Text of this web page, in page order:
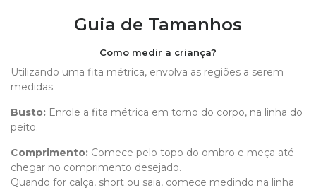
Guia de Tamanhos
Como medir a criança?
Utilizando uma fita métrica, envolva as regiões a serem
medidas.
Busto: Enrole a fita métrica em torno do corpo, na linha do
peito.
Comprimento: Comece pelo topo do ombro e meça até
chegar no comprimento desejado.
Quando for calça, short ou saia, comece medindo na linha